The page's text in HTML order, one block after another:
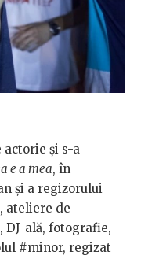
actorie și s-a
e a mea, în
și a regizorului
ateliere de
ală, fotografie,
#minor, regizat